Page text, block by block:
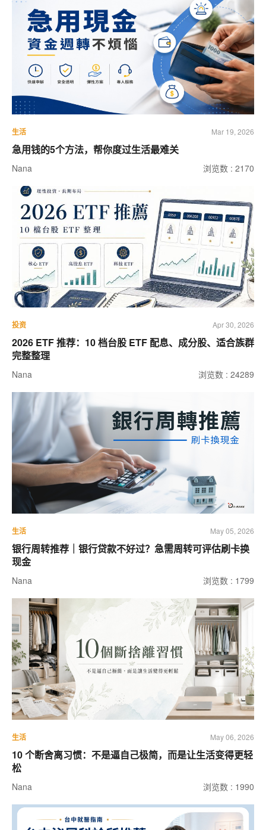
生活 Mar 19, 2026
急用钱的5个方法，帮你度过生活最难关
Nana 浏览数 : 2170
投资 Apr 30, 2026
2026 ETF 推荐：10 档台股 ETF 配息、成分股、适合族群
完整整理
Nana 浏览数 : 24289
生活 May 05, 2026
银行周转推荐｜银行贷款不好过？急需周转可评估刷卡换
现金
Nana 浏览数 : 1799
生活 May 06, 2026
10 个断舍离习惯：不是逼自己极简，而是让生活变得更轻
松
Nana 浏览数 : 1990